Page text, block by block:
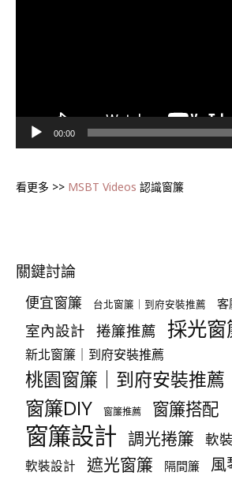
00:00
看更多 >> MSBT Videos 認識窗簾
關鍵討論
便宜窗簾 台北窗簾｜到府安裝推薦 客
室內設計 捲簾推薦 採光窗
新北窗簾｜到府安裝推薦
桃園窗簾｜到府安裝推薦
窗簾DIY 窗簾推薦 窗簾搭配
窗簾設計 調光捲簾 軟
軟裝設計 遮光窗簾 隔間簾 風